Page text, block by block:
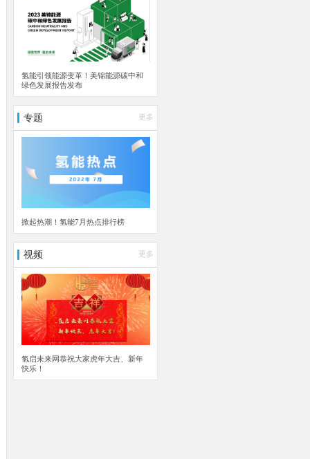
氢能引领能源变革！美锦能源碳中和
绿色发展报告发布
专题 更多
掀起热潮！氢能7月热点排行榜
视频 更多
氢启未来网恭祝大家虎年大吉、新年
快乐！